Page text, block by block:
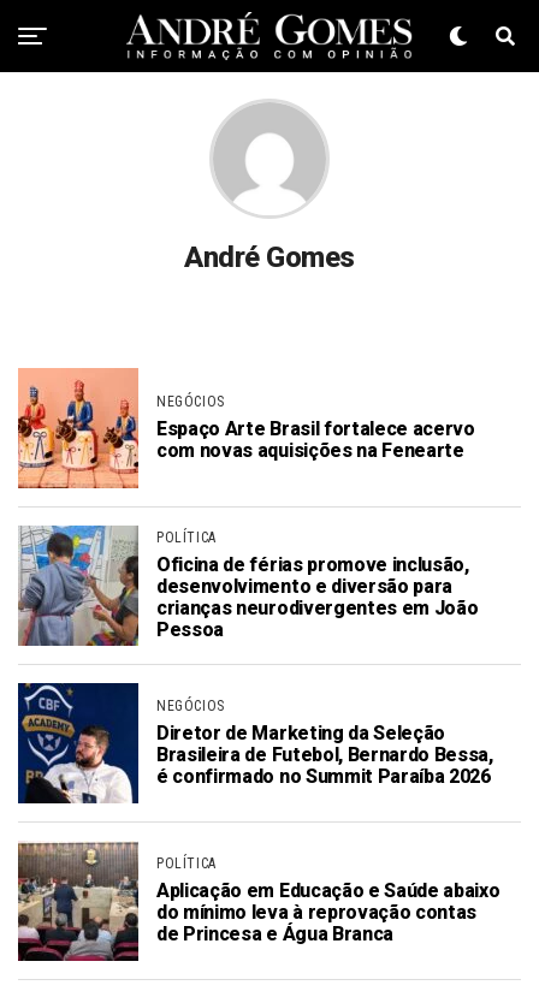
André Gomes
NEGÓCIOS
Espaço Arte Brasil fortalece acervo
com novas aquisições na Fenearte
POLÍTICA
Oficina de férias promove inclusão,
desenvolvimento e diversão para
crianças neurodivergentes em João
Pessoa
NEGÓCIOS
Diretor de Marketing da Seleção
Brasileira de Futebol, Bernardo Bessa,
é confirmado no Summit Paraíba 2026
POLÍTICA
Aplicação em Educação e Saúde abaixo
do mínimo leva à reprovação contas
de Princesa e Água Branca